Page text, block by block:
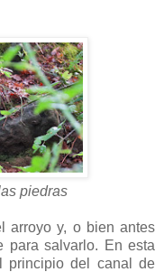
piedras
arroyo y, o bien antes
para salvarlo. En esta
principio del canal de